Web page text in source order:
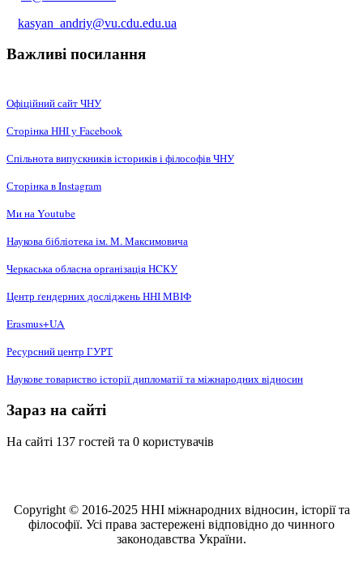
kasyan_andriy@vu.cdu.edu.ua
Важливі посилання
Офіційний сайт ЧНУ
Сторінка ННІ у Facebook
Спільнота випускників істориків і філософів ЧНУ
Сторінка в Instagram
Ми на Youtube
Наукова бібліотека ім. М. Максимовича
Черкаська обласна організація НCКУ
Центр ґендерних досліджень ННІ МВІФ
Erasmus+UA
Ресурсний центр ГУРТ
Наукове товариство історії дипломатії та міжнародних відносин
Зараз на сайті
На сайті 137 гостей та 0 користувачів
Copyright © 2016-2025 ННІ міжнародних відносин, історії та
філософії. Усі права застережені відповідно до чинного
законодавства України.